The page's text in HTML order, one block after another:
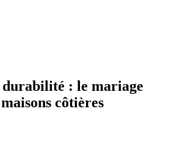
: le mariage
côtières